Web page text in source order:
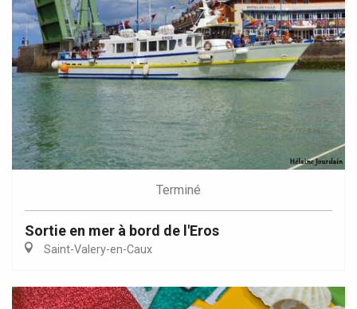
Terminé
Sortie en mer à bord de l'Eros
Saint-Valery-en-Caux